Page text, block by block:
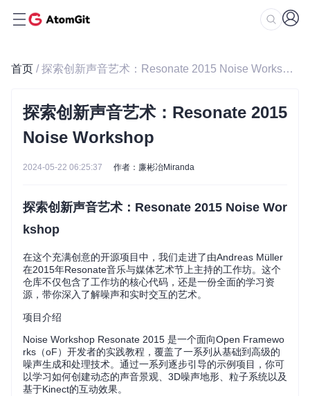
首页 / 探索创新声音艺术：Resonate 2015 Noise Workshop
探索创新声音艺术：Resonate 2015
Noise Workshop
2024-05-22 06:25:37 作者：廉彬冶Miranda
探索创新声音艺术：Resonate 2015 Noise Wor
kshop
在这个充满创意的开源项目中，我们走进了由Andreas Müller
在2015年Resonate音乐与媒体艺术节上主持的工作坊。这个
仓库不仅包含了工作坊的核心代码，还是一份全面的学习资
源，带你深入了解噪声和实时交互的艺术。
项目介绍
Noise Workshop Resonate 2015 是一个面向Open Framewo
rks（oF）开发者的实践教程，覆盖了一系列从基础到高级的
噪声生成和处理技术。通过一系列逐步引导的示例项目，你可
以学习如何创建动态的声音景观、3D噪声地形、粒子系统以及
基于Kinect的互动效果。